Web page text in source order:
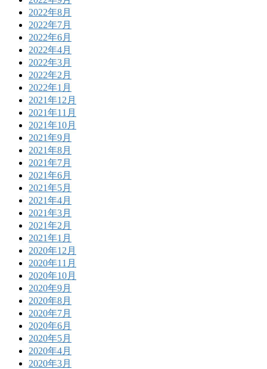
2022年8月
2022年7月
2022年6月
2022年4月
2022年3月
2022年2月
2022年1月
2021年12月
2021年11月
2021年10月
2021年9月
2021年8月
2021年7月
2021年6月
2021年5月
2021年4月
2021年3月
2021年2月
2021年1月
2020年12月
2020年11月
2020年10月
2020年9月
2020年8月
2020年7月
2020年6月
2020年5月
2020年4月
2020年3月